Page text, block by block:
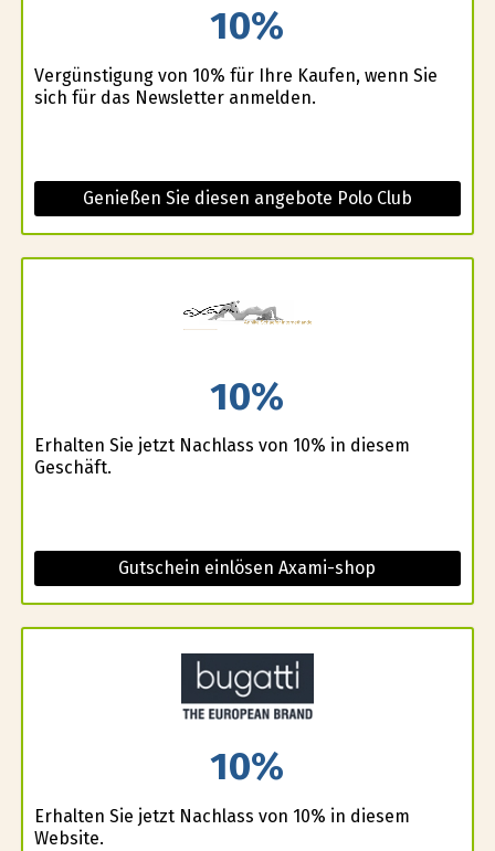
10%
Vergünstigung von 10% für Ihre Kaufen, wenn Sie
sich für das Newsletter anmelden.
Genießen Sie diesen angebote Polo Club
10%
Erhalten Sie jetzt Nachlass von 10% in diesem
Geschäft.
Gutschein einlösen Axami-shop
10%
Erhalten Sie jetzt Nachlass von 10% in diesem
Website.